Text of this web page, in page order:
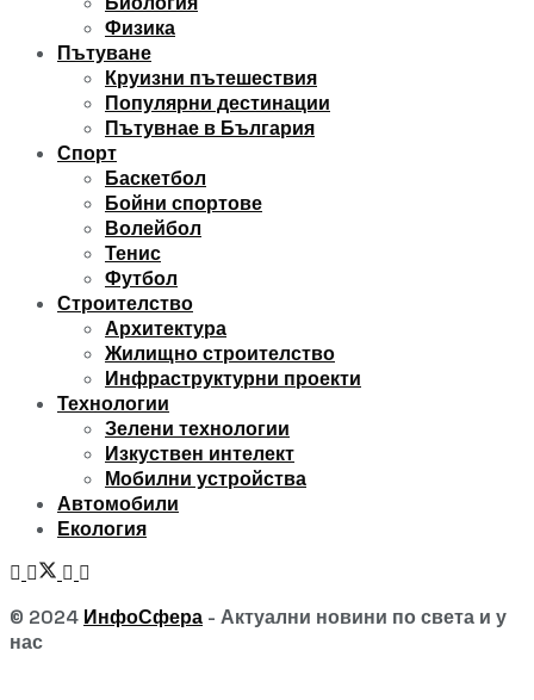
Физика
Пътуване
Круизни пътешествия
Популярни дестинации
Пътувнае в България
Спорт
Баскетбол
Бойни спортове
Волейбол
Тенис
Футбол
Строителство
Архитектура
Жилищно строителство
Инфраструктурни проекти
Технологии
Зелени технологии
Изкуствен интелект
Мобилни устройства
Автомобили
Екология
© 2024 ИнфоСфера - Актуални новини по света и у
нас